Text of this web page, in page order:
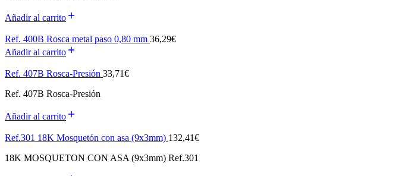
Añadir al carrito
Ref. 400B Rosca metal paso 0,80 mm 36,29€
Añadir al carrito
Ref. 407B Rosca-Presión 33,71€
Ref. 407B Rosca-Presión
Añadir al carrito
Ref.301 18K Mosquetón con asa (9x3mm) 132,41€
18K MOSQUETON CON ASA (9x3mm) Ref.301